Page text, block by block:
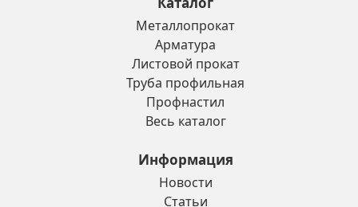
Металлопрокат
Арматура
Листовой прокат
Труба профильная
Профнастил
Весь каталог
Информация
Новости
Статьи